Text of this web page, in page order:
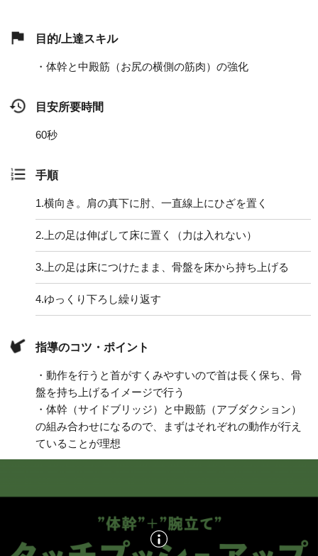
目的/上達スキル
・体幹と中殿筋（お尻の横側の筋肉）の強化
目安所要時間
60秒
手順
1.横向き。肩の真下に肘、一直線上にひざを置く
2. 上の足は伸ばして床に置く（力は入れない）
3. 上の足は床につけたまま、骨盤を床から持ち上げる
4.ゆっくり下ろし繰り返す
指導のコツ・ポイント
・動作を行うと首がすくみやすいので首は長く保ち、骨
盤を持ち上げるイメージで行う
・体幹（サイドブリッジ）と中殿筋（アブダクション）
の組み合わせになるので、まずはそれぞれの動作が行え
ていることが理想